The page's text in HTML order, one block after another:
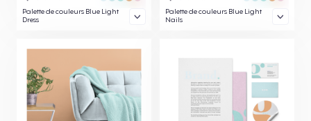
Palette de couleurs Blue Light
Dress
Palette de couleurs Blue Light
Nails